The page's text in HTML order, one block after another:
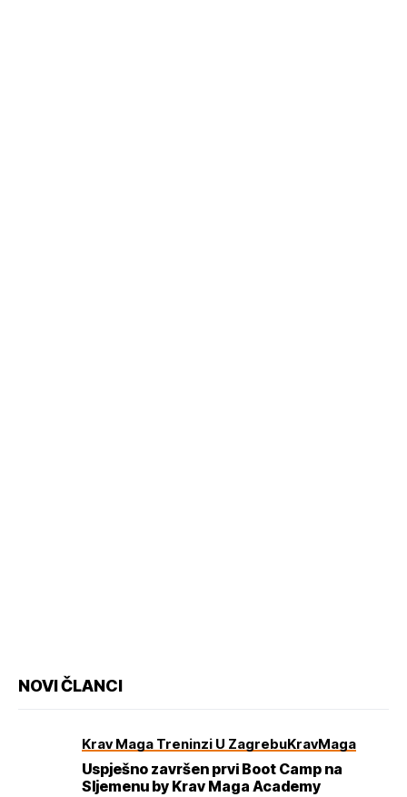
NOVI ČLANCI
Krav Maga Treninzi U ZagrebuKravMaga
Uspješno završen prvi Boot Camp na
Sljemenu by Krav Maga Academy